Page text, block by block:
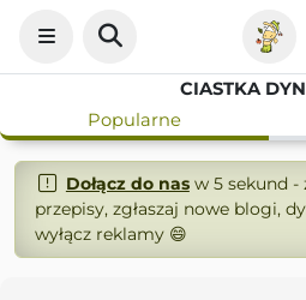
CIASTKA
Popularne
Dołącz do nasw 5 sekund -
przepisy, zgłaszaj nowe blogi,
wyłącz reklamy 😄